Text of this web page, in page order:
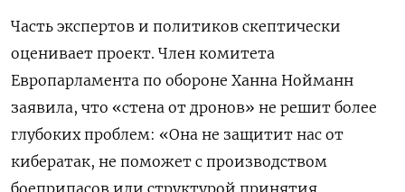
Часть экспертов и политиков скептически
оценивает проект. Член комитета
Европарламента по обороне Ханна Нойманн
заявила, что «стена от дронов» не решит более
глубоких проблем: «Она не защитит нас от
кибератак, не поможет с производством